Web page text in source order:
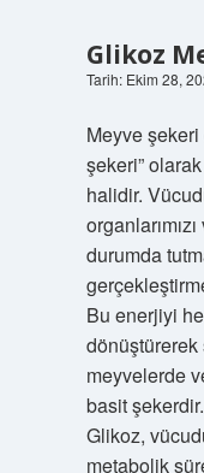
Glikoz
Tarih: Ekim 28,
Meyve
şekeri”
halidir.
organlarımızı
durumda
Bu enerjiyi
dönüştürerek
meyvelerde
basit
Glikoz,
metabolik